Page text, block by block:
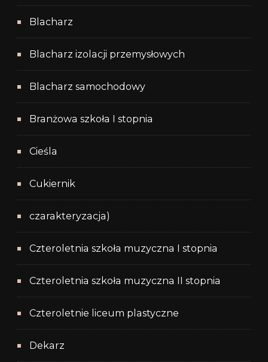
Blacharz
Blacharz izolacji przemysłowych
Blacharz samochodowy
Branżowa szkoła I stopnia
Cieśla
Cukiernik
czarakteryzacja)
Czteroletnia szkoła muzyczna I stopnia
Czteroletnia szkoła muzyczna II stopnia
Czteroletnie liceum plastyczne
Dekarz